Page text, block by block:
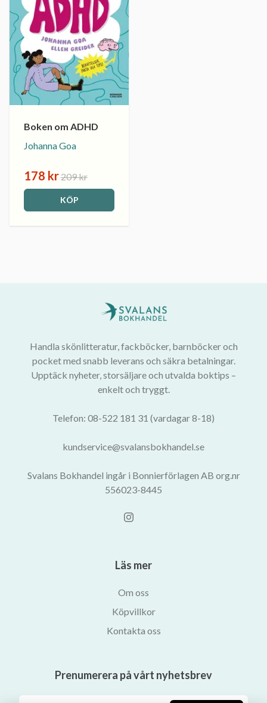
Boken om ADHD
Johanna Goa
178 kr209 kr
KÖP
Handla skönlitteratur, fackböcker, barnböcker och
pocket med snabb leverans och säkra betalningar.
Upptäck nyheter, storsäljare och utvalda boktips –
enkelt och tryggt.
Telefon: 08-522 181 31 (vardagar 8-18)
kundservice@svalansbokhandel.se
Svalans Bokhandel ingår i Bonnierförlagen AB org.nr
556023-8445
Läs mer
Om oss
Köpvillkor
Kontakta oss
Prenumerera på vårt nyhetsbrev